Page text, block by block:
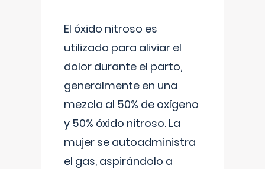
El óxido nitroso es
utilizado para aliviar el
dolor durante el parto,
generalmente en una
mezcla al 50% de oxígeno
y 50% óxido nitroso. La
mujer se autoadministra
el gas, aspirándolo a